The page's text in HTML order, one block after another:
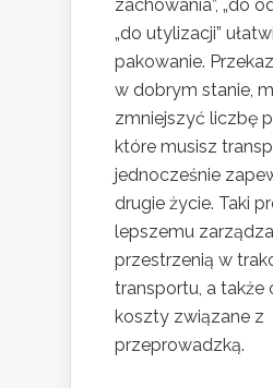
zachowania”, „do
„do utylizacji”
pakowanie.
w dobrym stanie,
zmniejszyć liczbę
które musisz
jednocześnie
drugie życie. Taki
lepszemu
przestrzenią w
transportu, a także
koszty związane z
przeprowadzką.